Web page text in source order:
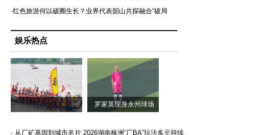
·红色旅游何以破圈生长？业界代表韶山共探融合“破局
娱乐热点
罗家英现身永州球场
· 从厂矿基因到城市名片 2026湖南株洲“厂BA”玩法多元持续